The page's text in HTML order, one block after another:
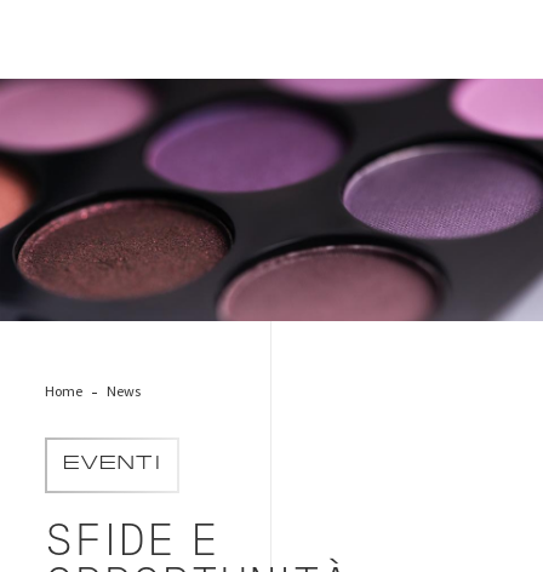
Cosmetics-unsplash1920x1080
Home News
EVENTI
SFIDE E